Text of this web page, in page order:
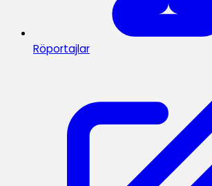
Röportajlar